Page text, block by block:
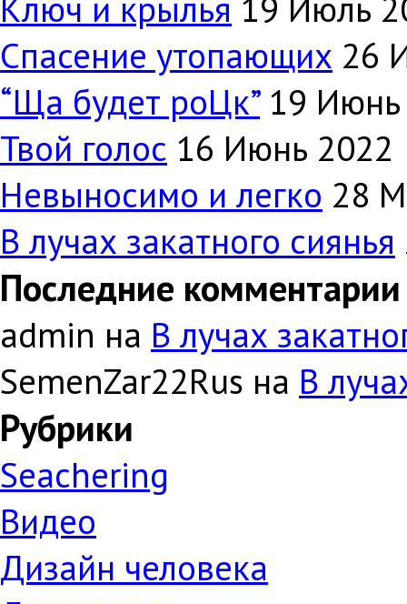
Спасение утопающих 26
“Ща будет роЦк” 19
Твой голос 16 Июнь 2022
Невыносимо и легко 28
В лучах закатного сиянья
Последние комментарии
admin на В лучах
SemenZar22Rus на В
Рубрики
Seachering
Видео
Дизайн человека